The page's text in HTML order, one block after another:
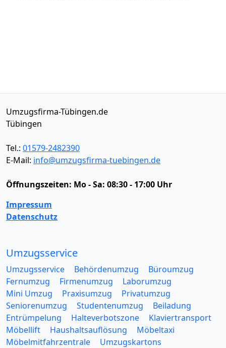
Umzugsfirma-Tübingen.de
Tübingen
Tel.: 01579-2482390
E-Mail: info@umzugsfirma-tuebingen.de
Öffnungszeiten: Mo - Sa: 08:30 - 17:00 Uhr
Impressum
Datenschutz
Umzugsservice
Umzugsservice Behördenumzug
Büroumzug
Fernumzug
Firmenumzug
Laborumzug
Mini Umzug
Praxisumzug
Privatumzug
Seniorenumzug
Studentenumzug
Beiladung
Entrümpelung
Halteverbotszone
Klaviertransport
Möbellift
Haushaltsauflösung
Möbeltaxi
Möbelmitfahrzentrale
Umzugskartons